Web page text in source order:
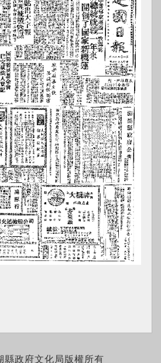
縣政府文化局版權所有